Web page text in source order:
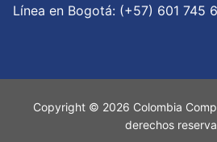
Lí­nea en Bogotá: (+57) 601 745
Copyright © 2026 Colombia
derechos